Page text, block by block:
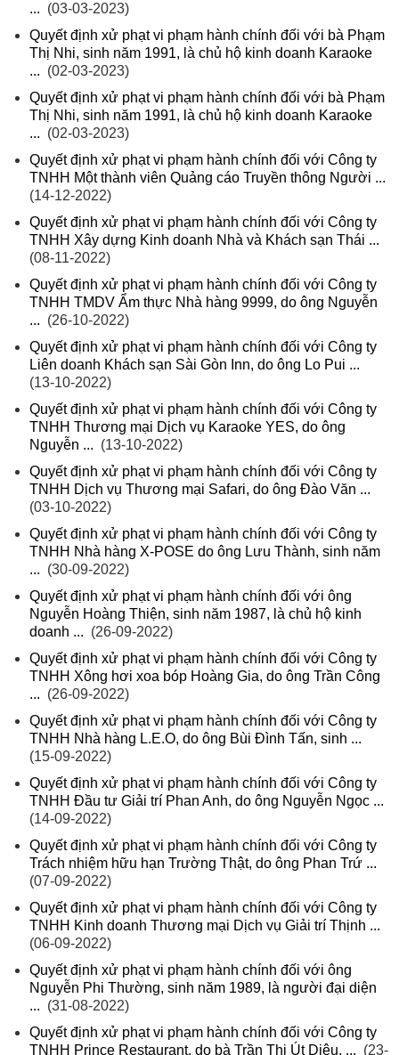
... (03-03-2023)
Quyết định xử phạt vi phạm hành chính đối với bà Phạm
Thị Nhi, sinh năm 1991, là chủ hộ kinh doanh Karaoke
... (02-03-2023)
Quyết định xử phạt vi phạm hành chính đối với bà Phạm
Thị Nhi, sinh năm 1991, là chủ hộ kinh doanh Karaoke
... (02-03-2023)
Quyết định xử phạt vi phạm hành chính đối với Công ty
TNHH Một thành viên Quảng cáo Truyền thông Người ...
(14-12-2022)
Quyết định xử phạt vi phạm hành chính đối với Công ty
TNHH Xây dựng Kinh doanh Nhà và Khách sạn Thái ...
(08-11-2022)
Quyết định xử phạt vi phạm hành chính đối với Công ty
TNHH TMDV Ẩm thực Nhà hàng 9999, do ông Nguyễn
... (26-10-2022)
Quyết định xử phạt vi phạm hành chính đối với Công ty
Liên doanh Khách sạn Sài Gòn Inn, do ông Lo Pui ...
(13-10-2022)
Quyết định xử phạt vi phạm hành chính đối với Công ty
TNHH Thương mại Dịch vụ Karaoke YES, do ông
Nguyễn ... (13-10-2022)
Quyết định xử phạt vi phạm hành chính đối với Công ty
TNHH Dịch vụ Thương mại Safari, do ông Đào Văn ...
(03-10-2022)
Quyết định xử phạt vi phạm hành chính đối với Công ty
TNHH Nhà hàng X-POSE do ông Lưu Thành, sinh năm
... (30-09-2022)
Quyết định xử phạt vi phạm hành chính đối với ông
Nguyễn Hoàng Thiện, sinh năm 1987, là chủ hộ kinh
doanh ... (26-09-2022)
Quyết định xử phạt vi phạm hành chính đối với Công ty
TNHH Xông hơi xoa bóp Hoàng Gia, do ông Trần Công
... (26-09-2022)
Quyết định xử phạt vi phạm hành chính đối với Công ty
TNHH Nhà hàng L.E.O, do ông Bùi Đình Tấn, sinh ...
(15-09-2022)
Quyết định xử phạt vi phạm hành chính đối với Công ty
TNHH Đầu tư Giải trí Phan Anh, do ông Nguyễn Ngọc ...
(14-09-2022)
Quyết định xử phạt vi phạm hành chính đối với Công ty
Trách nhiệm hữu hạn Trường Thật, do ông Phan Trứ ...
(07-09-2022)
Quyết định xử phạt vi phạm hành chính đối với Công ty
TNHH Kinh doanh Thương mại Dịch vụ Giải trí Thịnh ...
(06-09-2022)
Quyết định xử phạt vi phạm hành chính đối với ông
Nguyễn Phi Thường, sinh năm 1989, là người đại diện
... (31-08-2022)
Quyết định xử phạt vi phạm hành chính đối với Công ty
TNHH Prince Restaurant, do bà Trần Thị Út Diệu, ... (23-